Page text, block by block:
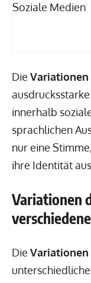
Soziale Medien
Die Variationen
innerhalb
sprachlichen
nur eine
ihre Identität
Variationen
Die Variationen